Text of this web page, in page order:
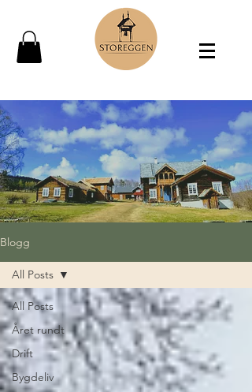
Blogg
All Posts
Året rundt
Drift
Bygdeliv
All Posts